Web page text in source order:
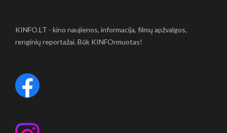
KINFO.LT - kino naujienos, informacija, filmų apžvalgos,
renginių reportažai. Būk KINFOrmuotas!